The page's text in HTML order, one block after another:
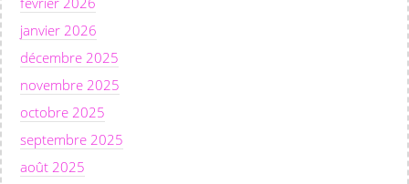
janvier 2026
décembre 2025
novembre 2025
octobre 2025
septembre 2025
août 2025